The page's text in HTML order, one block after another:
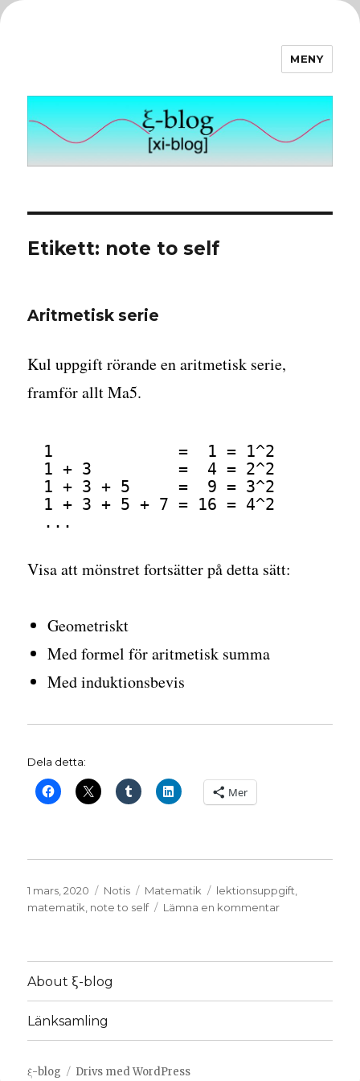
MENY
Etikett: note to self
Aritmetisk serie
Kul uppgift rörande en aritmetisk serie,
framför allt Ma5.
1             =  1 = 1^2
1 + 3         =  4 = 2^2
1 + 3 + 5     =  9 = 3^2
1 + 3 + 5 + 7 = 16 = 4^2
...
Visa att mönstret fortsätter på detta sätt:
Geometriskt
Med formel för aritmetisk summa
Med induktionsbevis
Dela detta:
Mer
Publicerat
den
1 mars, 2020 Format
Notis Kategorier
Matematik Etiketter
lektionsuppgift,
matematik, note to self Lämna en kommentartill
About ξ-blog
Länksamling
ξ-blog Drivs med WordPress